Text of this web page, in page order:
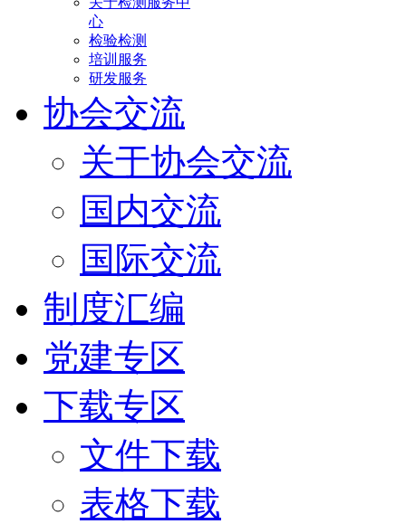
心
检验检测
培训服务
研发服务
协会交流
关于协会交流
国内交流
国际交流
制度汇编
党建专区
下载专区
文件下载
表格下载